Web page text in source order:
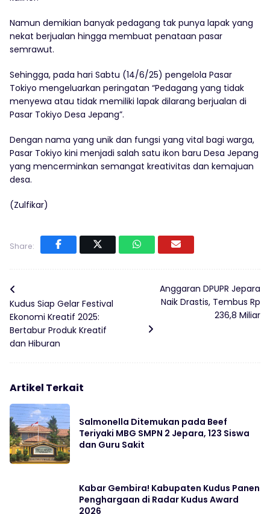
Namun demikian banyak pedagang tak punya lapak yang
nekat berjualan hingga membuat penataan pasar
semrawut.
Sehingga, pada hari Sabtu (14/6/25) pengelola Pasar
Tokiyo mengeluarkan peringatan “Pedagang yang tidak
menyewa atau tidak memiliki lapak dilarang berjualan di
Pasar Tokiyo Desa Jepang”.
Dengan nama yang unik dan fungsi yang vital bagi warga,
Pasar Tokiyo kini menjadi salah satu ikon baru Desa Jepang
yang mencerminkan semangat kreativitas dan kemajuan
desa.
(Zulfikar)
Share:
Kudus Siap Gelar Festival
Ekonomi Kreatif 2025:
Bertabur Produk Kreatif
dan Hiburan
Anggaran DPUPR Jepara
Naik Drastis, Tembus Rp
236,8 Miliar
Artikel Terkait
Salmonella Ditemukan pada Beef
Teriyaki MBG SMPN 2 Jepara, 123 Siswa
dan Guru Sakit
Kabar Gembira! Kabupaten Kudus Panen
Penghargaan di Radar Kudus Award
2026